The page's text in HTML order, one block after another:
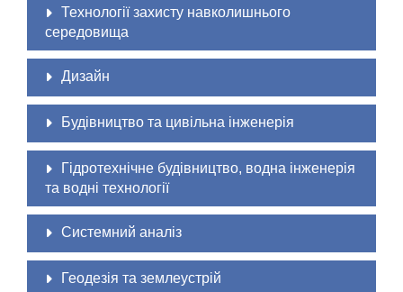
Технології захисту навколишнього
середовища
Дизайн
Будівництво та цивільна інженерія
Гідротехнічне будівництво, водна інженерія
та водні технології
Системний аналіз
Геодезія та землеустрій